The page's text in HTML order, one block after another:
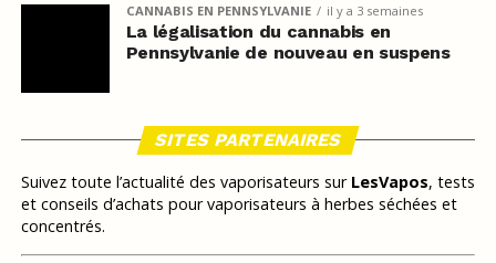
CANNABIS EN PENNSYLVANIE il y a 3 semaines
La légalisation du cannabis en
Pennsylvanie de nouveau en suspens
SITES PARTENAIRES
Suivez toute l’actualité des vaporisateurs sur LesVapos, tests
et conseils d’achats pour vaporisateurs à herbes séchées et
concentrés.